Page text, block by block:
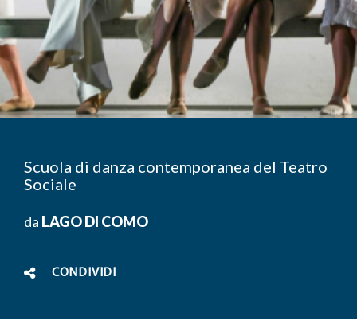
Scuola di danza contemporanea del Teatro
Sociale
da LAGO DI COMO
CONDIVIDI